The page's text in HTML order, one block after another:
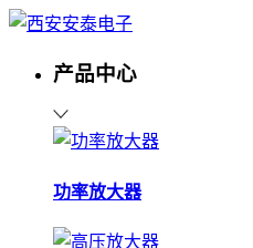
产品中心
功率放大器